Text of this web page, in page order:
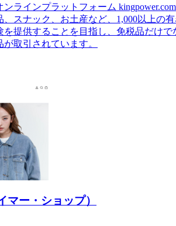
ラインプラットフォーム
スナック、お土産など、1,000以上の
提供することを目指し、免税品だけ
取引されています。
マー・ショップ）